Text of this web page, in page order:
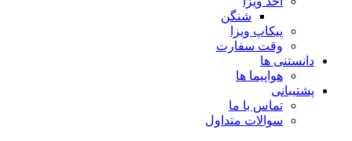
شنگن
پیکاپ ویزا
وقت سفارت
دانستنی ها
هواپیما ها
پشتیبانی
تماس با ما
سوالات متداول